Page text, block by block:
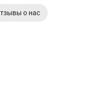
о нас